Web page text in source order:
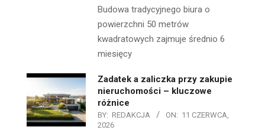
Budowa tradycyjnego biura o
powierzchni 50 metrów
kwadratowych zajmuje średnio 6
miesięcy
Zadatek a zaliczka przy zakupie
nieruchomości – kluczowe
różnice
BY: REDAKCJA ON: 11 CZERWCA,
2026